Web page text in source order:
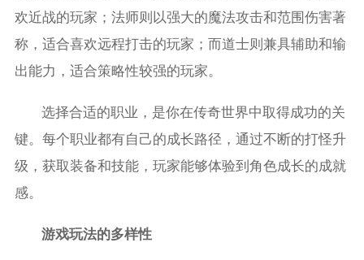
欢近战的玩家；法师则以强大的魔法攻击和范围伤害著
称，适合喜欢远程打击的玩家；而道士则兼具辅助和输
出能力，适合策略性较强的玩家。
选择合适的职业，是你在传奇世界中取得成功的关
键。每个职业都有自己的成长路径，通过不断的打怪升
级，获取装备和技能，玩家能够体验到角色成长的成就
感。
游戏玩法的多样性